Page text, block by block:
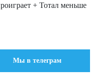
+ Тотал меньше
Мы в телеграм